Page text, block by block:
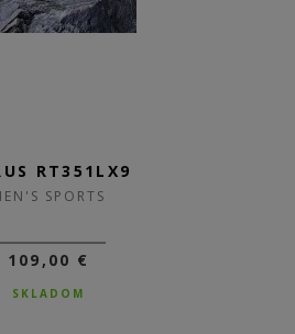
RT351LX9
SPORTS
109,00 €
SKLADOM